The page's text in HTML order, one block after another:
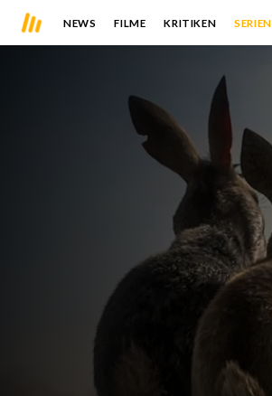
NEWS FILME KRITIKEN SERIEN